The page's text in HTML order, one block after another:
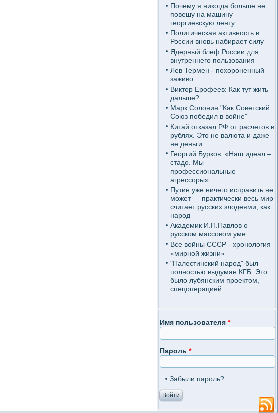
Почему я никогда больше не
повешу на машину
георгиевскую ленту
Политическая активность в
России вновь набирает силу
Ядерный блеф России для
внутреннего пользования
Лев Термен - похороненный
заживо
Виктор Ерофеев: Как тут жить
дальше?
Марк Солонин "Как Советский
Союз победил в войне"
Китай отказал РФ от расчетов в
рублях. Это не валюта и даже
не деньги
Георгий Бурков: «Наш идеал –
стадо. Мы –
профессиональные
агрессоры»
Путин уже ничего исправить не
может — практически весь мир
считает русских злодеями, как
народ
Академик И.П.Павлов о
русском массовом уме
Все войны СССР - хронология
«мирной жизни»
"Палестинский народ" был
полностью выдуман КГБ. Это
было лубянским проектом,
спецоперацией
Имя пользователя *
Пароль *
Забыли пароль?